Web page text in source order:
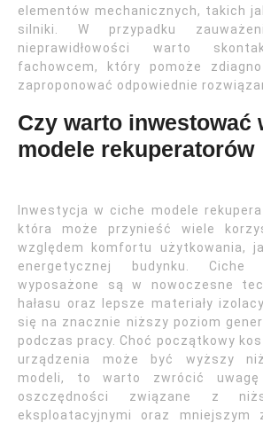
elementów mechanicznych, takich
silniki. W przypadku
nieprawidłowości warto
fachowcem, który pomoże
zaproponować odpowiednie
Czy warto inwestować
modele rekuperatorów
Inwestycja w ciche modele
która może przynieść wiele
względem komfortu użytkowania,
energetycznej budynku. Ciche
wyposażone są w nowoczesne
hałasu oraz lepsze materiały
się na znacznie niższy poziom
podczas pracy. Choć początkowy
urządzenia może być wyższy
modeli, to warto zwrócić uwagę
oszczędności związane z
eksploatacyjnymi oraz mniejszym